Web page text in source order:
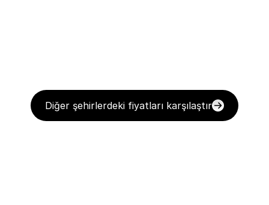
Diğer şehirlerdeki fiyatları karşılaştır